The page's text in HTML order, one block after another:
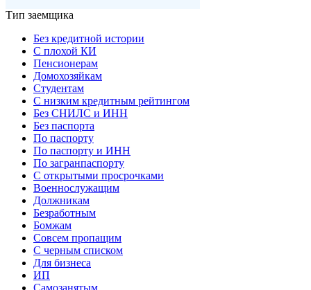
Тип заемщика
Без кредитной истории
С плохой КИ
Пенсионерам
Домохозяйкам
Студентам
С низким кредитным рейтингом
Без СНИЛС и ИНН
Без паспорта
По паспорту
По паспорту и ИНН
По загранпаспорту
С открытыми просрочками
Военнослужащим
Должникам
Безработным
Бомжам
Совсем пропащим
С черным списком
Для бизнеса
ИП